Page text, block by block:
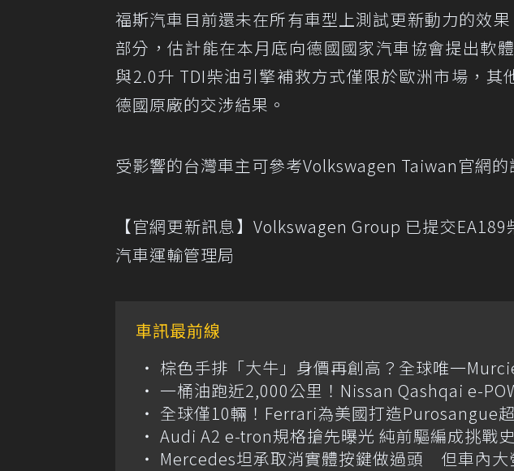
福斯汽車目前還未在所有車型上測試更新動力的效
部分，估計能在本月底向德國國家汽車協會提出軟
與2.0升 TDI柴油引擎補救方式僅限於歐洲市場，其
德國原廠的交涉結果。
受影響的台灣車主可參考Volkswagen Taiwan官網的
【官網更新訊息】Volkswagen Group 已提交
汽車運輸管理局
車訊最前線
棕色手排「大牛」身價再創高？全球唯一
一桶油跑近2,000公里！Nissan Qashqai e-
全球僅10輛！Ferrari為美國打造Purosangue
Audi A2 e-tron規格搶先曝光 純前驅編成挑戰
Mercedes坦承取消實體按鍵做過頭 但車內大